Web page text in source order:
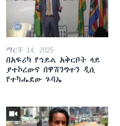
ማርች 14, 2025
በአፍሪካ የኅይል አቅርቦት ላይ
ያተኮረውና በዋሽንግተን ዲሲ
የተካሔደው ጉባኤ